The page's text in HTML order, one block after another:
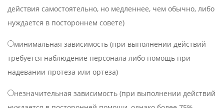
действия самостоятельно, но медленнее, чем обычно, либо
нуждается в постороннем совете)
минимальная зависимость (при выполнении действий
требуется наблюдение персонала либо помощь при
надевании протеза или ортеза)
незначительная зависимость (при выполнении действий